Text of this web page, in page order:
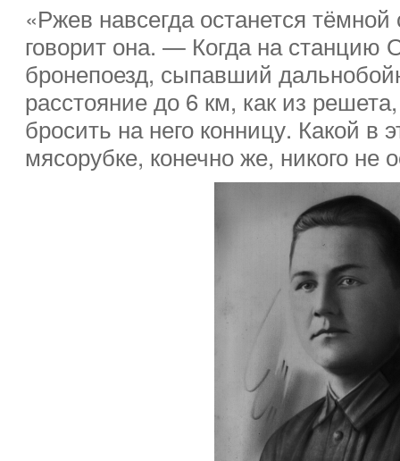
«Ржев навсегда останется
говорит она. — Когда на станцию
бронепоезд, сыпавший
расстояние до 6 км, как из
бросить на него конницу. Какой
мясорубке, конечно же, никого не